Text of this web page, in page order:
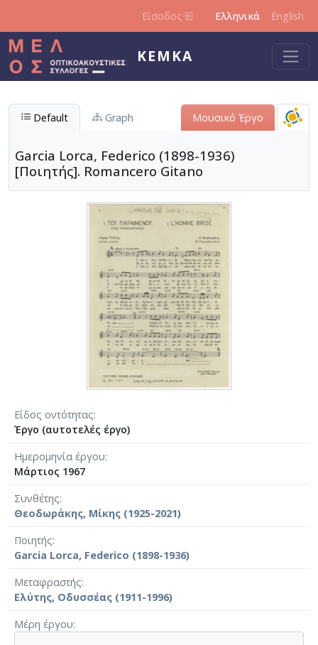
Είσοδος Ελληνικά English
ΚΕΜΚΑ
Default Graph Μουσικό Έργο
Garcia Lorca, Federico (1898-1936)
[Ποιητής]. Romancero Gitano
Είδος οντότητας
Έργο (αυτοτελές έργο)
Ημερομηνία έργου
Μάρτιος 1967
Συνθέτης
Θεοδωράκης, Μίκης (1925-2021)
Ποιητής
Garcia Lorca, Federico (1898-1936)
Μεταφραστής
Ελύτης, Οδυσσέας (1911-1996)
Μέρη έργου